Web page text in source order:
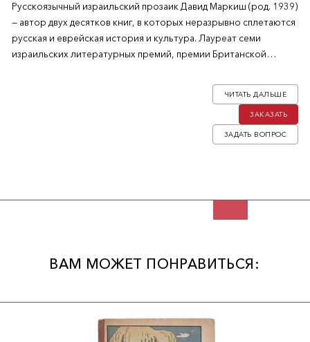
Русскоязычный израильский прозаик Давид Маркиш (род. 1939)
— автор двух десятков книг, в которых неразрывно сплетаются
русская и еврейская история и культура. Лауреат семи
израильских литературных премий, премии Британской
ЗАДАТЬ ВОПРОС
ЗАКАЗАТЬ
ЧИТАТЬ ДАЛЬШЕ
ВАМ МОЖЕТ ПОНРАВИТЬСЯ: